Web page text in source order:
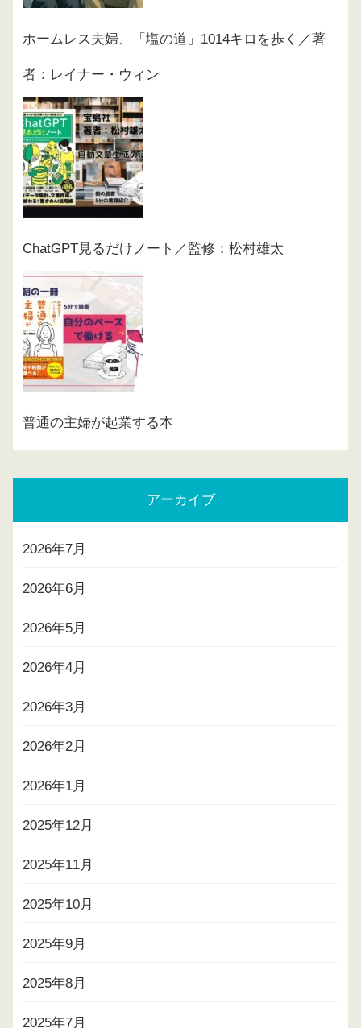
ホームレス夫婦、「塩の道」1014キロを歩く／著
者：レイナー・ウィン
ChatGPT見るだけノート／監修：松村雄太
普通の主婦が起業する本
アーカイブ
2026年7月
2026年6月
2026年5月
2026年4月
2026年3月
2026年2月
2026年1月
2025年12月
2025年11月
2025年10月
2025年9月
2025年8月
2025年7月